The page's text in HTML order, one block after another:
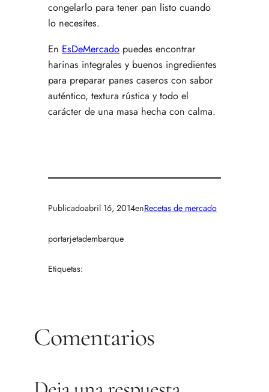
congelarlo para tener pan listo cuando
lo necesites.
En EsDeMercado puedes encontrar
harinas integrales y buenos ingredientes
para preparar panes caseros con sabor
auténtico, textura rústica y todo el
carácter de una masa hecha con calma.
Publicadoabril 16, 2014enRecetas de mercado
portarjetadembarque
Etiquetas:
Comentarios